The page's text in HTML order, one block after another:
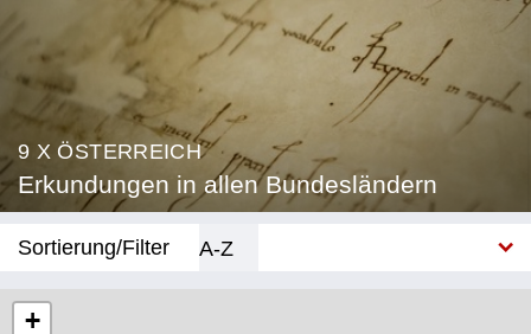
9 X ÖSTERREICH
Erkundungen in allen Bundesländern
Sortierung/Filter
A-Z
+